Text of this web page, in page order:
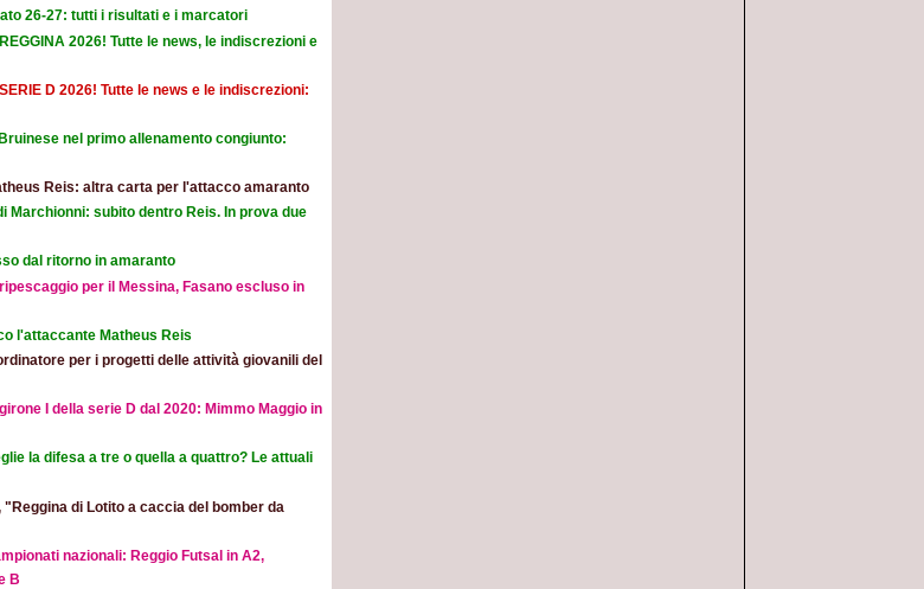
26-27: tutti i risultati e i marcatori
2026! Tutte le news, le indiscrezioni e
D 2026! Tutte le news e le indiscrezioni:
nel primo allenamento congiunto:
Reis: altra carta per l'attacco amaranto
Marchionni: subito dentro Reis. In prova due
dal ritorno in amaranto
per il Messina, Fasano escluso in
l'attaccante Matheus Reis
per i progetti delle attività giovanili del
I della serie D dal 2020: Mimmo Maggio in
la difesa a tre o quella a quattro? Le attuali
"Reggina di Lotito a caccia del bomber da
nazionali: Reggio Futsal in A2,
B